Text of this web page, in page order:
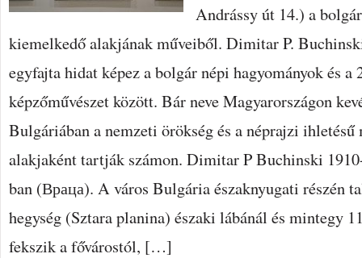
Andrássy út 14.) a
kiemelkedő alakjának műveiből. Dimitar P.
egyfajta hidat képez a bolgár népi hagyományok és a
képzőművészet között. Bár neve Magyarországon
Bulgáriában a nemzeti örökség és a néprajzi
alakjaként tartják számon. Dimitar P Buchinski
ban (Враца). A város Bulgária északnyugati részén
hegység (Sztara planina) északi lábánál és mintegy
fekszik a fővárostól, […]